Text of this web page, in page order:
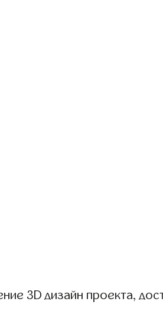
3D дизайн проекта,